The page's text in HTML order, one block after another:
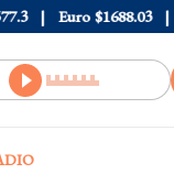
Euro $1688.03